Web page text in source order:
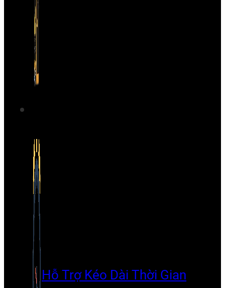
Hỗ Trợ Kéo Dài Thời Gian